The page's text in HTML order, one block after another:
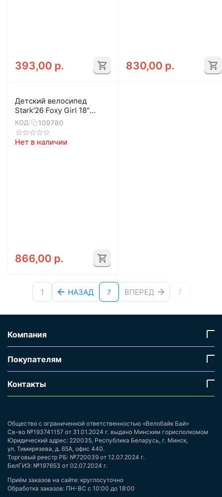
393,00 р. 830,00 р.
Детский велосипед
Stark'26 Foxy Girl 18"
(розовый матовый/
ежевичный)
КОД: 109780
Нет в наличии
866,00 р.
1 НАЗАД 7 ВПЕРЕД 7
Компания
Покупателям
Контакты
Общество с ограниченной ответственностью «Велобайк Бай»
Св-во №193741157 от 31.01.2024 г. выдано Минским горисполкомом
Юридический адрес: 220035, Республика Беларусь, г. Минск,
ул. Тимирязева, д. 65А, офис 440.
Торговый реестр РБ: №720039 от 12.07.2024 г.
БелГИЭ: №197653 от 02.07.2024 г.
Приём заказов на сайте: круглосуточно
Обработка заказов: ПН-ВС с 10:00 до 18:00